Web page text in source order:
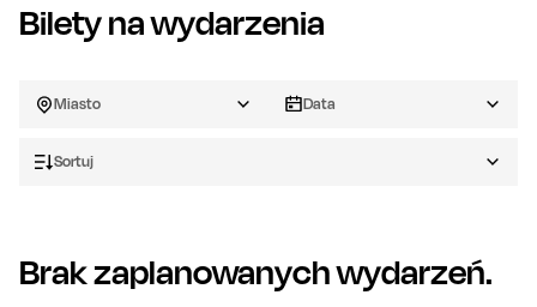
Bilety na wydarzenia
Miasto Data
Sortuj
Brak zaplanowanych wydarzeń.